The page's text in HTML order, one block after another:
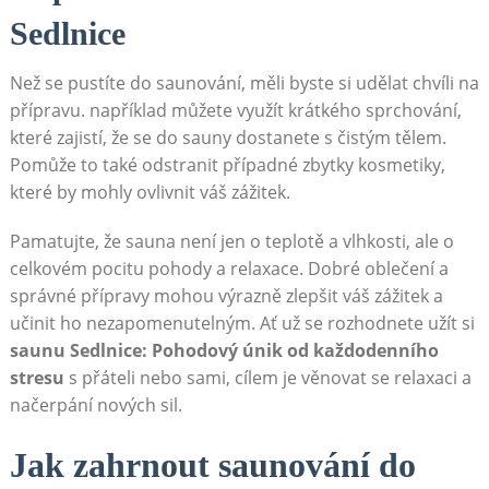
‍Sedlnice
Než se pustíte do saunování, měli ‌byste si udělat chvíli ​na
přípravu. například můžete ‌využít ​krátkého‍ sprchování,
které zajistí, že ⁤se ⁤do sauny dostanete s čistým tělem.
Pomůže to také odstranit ​případné zbytky kosmetiky,
které by mohly ovlivnit váš zážitek.
Pamatujte,​ že sauna není jen⁣ o teplotě a vlhkosti, ale o
celkovém pocitu pohody a relaxace.‌ Dobré oblečení a
správné přípravy mohou výrazně zlepšit ‌váš zážitek⁤ a
učinit ho​ nezapomenutelným. ⁣Ať už ‍se rozhodnete užít si ​
saunu ⁤Sedlnice: Pohodový ⁤únik⁤ od každodenního
⁤stresu s přáteli nebo sami, cílem ‌je věnovat se relaxaci a
načerpání nových sil.
Jak zahrnout saunování ⁢do